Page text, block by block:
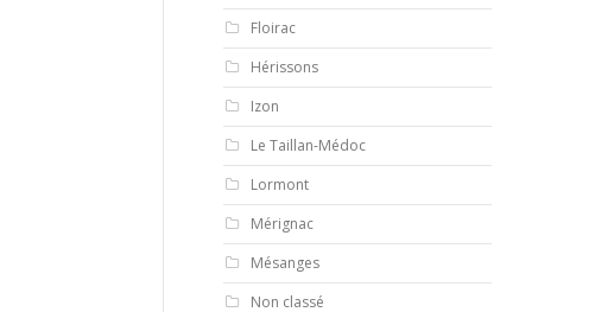
Floirac
Hérissons
Izon
Le Taillan-Médoc
Lormont
Mérignac
Mésanges
Non classé